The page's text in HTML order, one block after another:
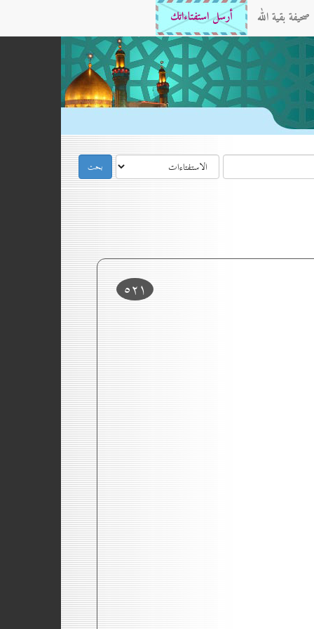
صحيفة بقية الله أرسل استفتاءاتك
٥۲۱